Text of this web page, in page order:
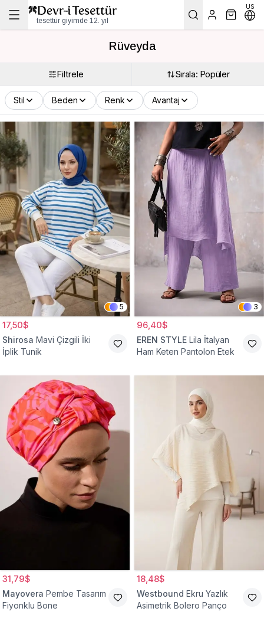
tesettür giyimde 12. yıl
US
Rüveyda
Filtrele Sırala: Popüler
Stil Beden Renk Avantaj
5
17,50$
Shirosa Mavi Çizgili İki
İplik Tunik
3
96,40$
EREN STYLE Lila İtalyan
Ham Keten Pantolon Etek
31,79$
Mayovera Pembe Tasarım
Fiyonklu Bone
18,48$
Westbound Ekru Yazlık
Asimetrik Bolero Panço